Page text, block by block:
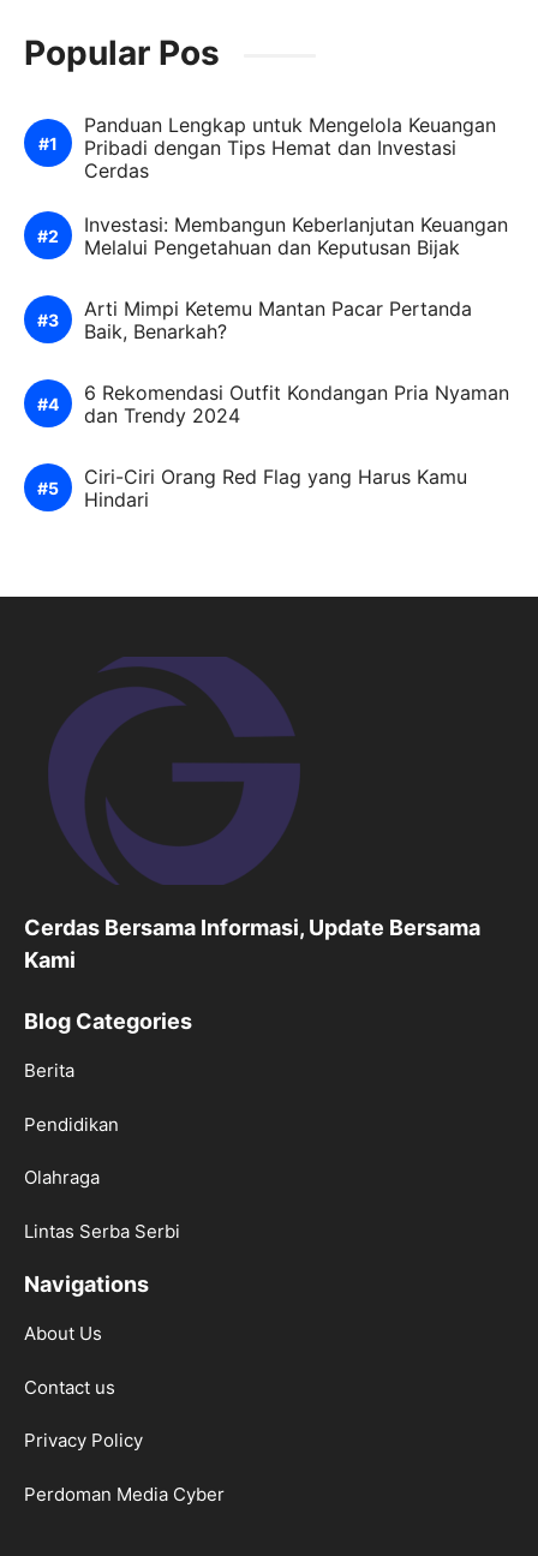
Popular Pos
Panduan Lengkap untuk Mengelola Keuangan
Pribadi dengan Tips Hemat dan Investasi
Cerdas
Investasi: Membangun Keberlanjutan Keuangan
Melalui Pengetahuan dan Keputusan Bijak
Arti Mimpi Ketemu Mantan Pacar Pertanda
Baik, Benarkah?
6 Rekomendasi Outfit Kondangan Pria Nyaman
dan Trendy 2024
Ciri-Ciri Orang Red Flag yang Harus Kamu
Hindari
Cerdas Bersama Informasi, Update Bersama
Kami
Blog Categories
Berita
Pendidikan
Olahraga
Lintas Serba Serbi
Navigations
About Us
Contact us
Privacy Policy
Perdoman Media Cyber